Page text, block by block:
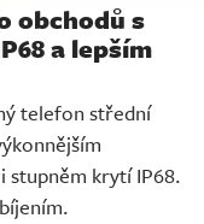
obchodů s
a lepším
telefon střední
krytí IP68.